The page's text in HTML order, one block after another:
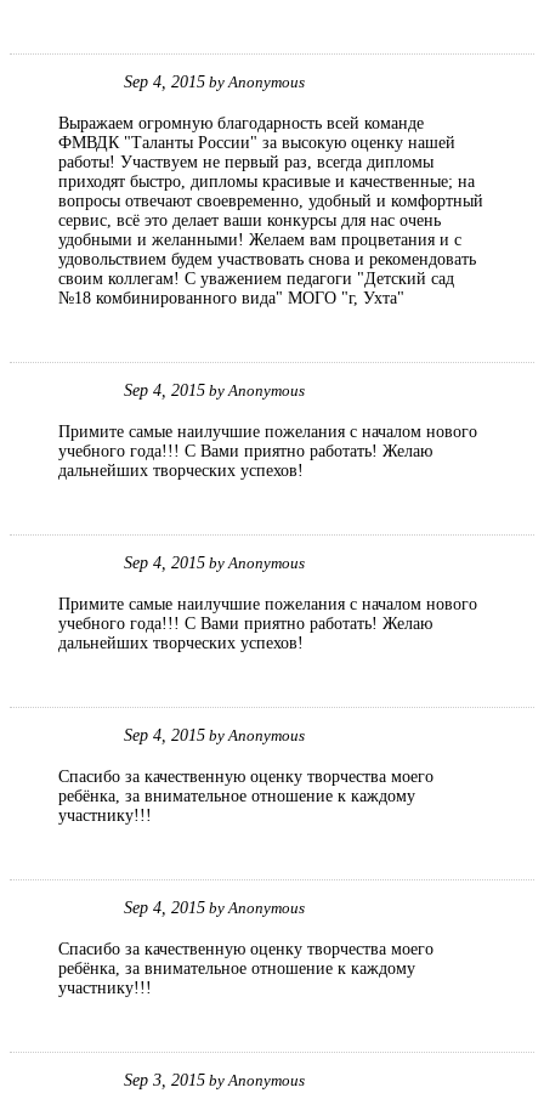
Sep 4, 2015 by Anonymous
Выражаем огромную благодарность всей команде
ФМВДК "Таланты России" за высокую оценку нашей
работы! Участвуем не первый раз, всегда дипломы
приходят быстро, дипломы красивые и качественные; на
вопросы отвечают своевременно, удобный и комфортный
сервис, всё это делает ваши конкурсы для нас очень
удобными и желанными! Желаем вам процветания и с
удовольствием будем участвовать снова и рекомендовать
своим коллегам! С уважением педагоги "Детский сад
№18 комбинированного вида" МОГО "г, Ухта"
Sep 4, 2015 by Anonymous
Примите самые наилучшие пожелания с началом нового
учебного года!!! С Вами приятно работать! Желаю
дальнейших творческих успехов!
Sep 4, 2015 by Anonymous
Примите самые наилучшие пожелания с началом нового
учебного года!!! С Вами приятно работать! Желаю
дальнейших творческих успехов!
Sep 4, 2015 by Anonymous
Спасибо за качественную оценку творчества моего
ребёнка, за внимательное отношение к каждому
участнику!!!
Sep 4, 2015 by Anonymous
Спасибо за качественную оценку творчества моего
ребёнка, за внимательное отношение к каждому
участнику!!!
Sep 3, 2015 by Anonymous